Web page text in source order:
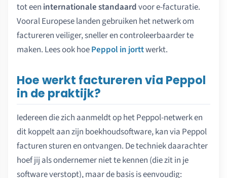
tot een internationale standaardvoor e-facturatie.
Vooral Europese landen gebruiken het netwerk om
factureren veiliger, sneller en controleerbaarder te
maken. Lees ook hoePeppol in jorttwerkt.
Hoe werkt factureren via Peppol
in de praktijk?
Iedereen die zich aanmeldt op het Peppol-netwerk en
dit koppelt aan zijn boekhoudsoftware, kan via Peppol
facturen sturen en ontvangen. De techniek daarachter
hoef jij als ondernemer niet te kennen (die zit in je
software verstopt), maar de basis is eenvoudig: